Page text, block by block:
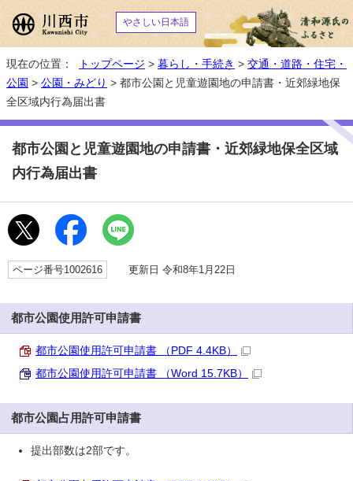
やさしい日本語
現在の位置： トップページ > 暮らし・手続き > 交通・道路・住宅・
公園 > 公園・みどり > 都市公園と児童遊園地の申請書・近郊緑地保
全区域内行為届出書
都市公園と児童遊園地の申請書・近郊緑地保全区域
内行為届出書
ページ番号1002616 更新日 令和8年1月22日
都市公園使用許可申請書
都市公園使用許可申請書 （PDF 4.4KB）
都市公園使用許可申請書 （Word 15.7KB）
都市公園占用許可申請書
提出部数は2部です。